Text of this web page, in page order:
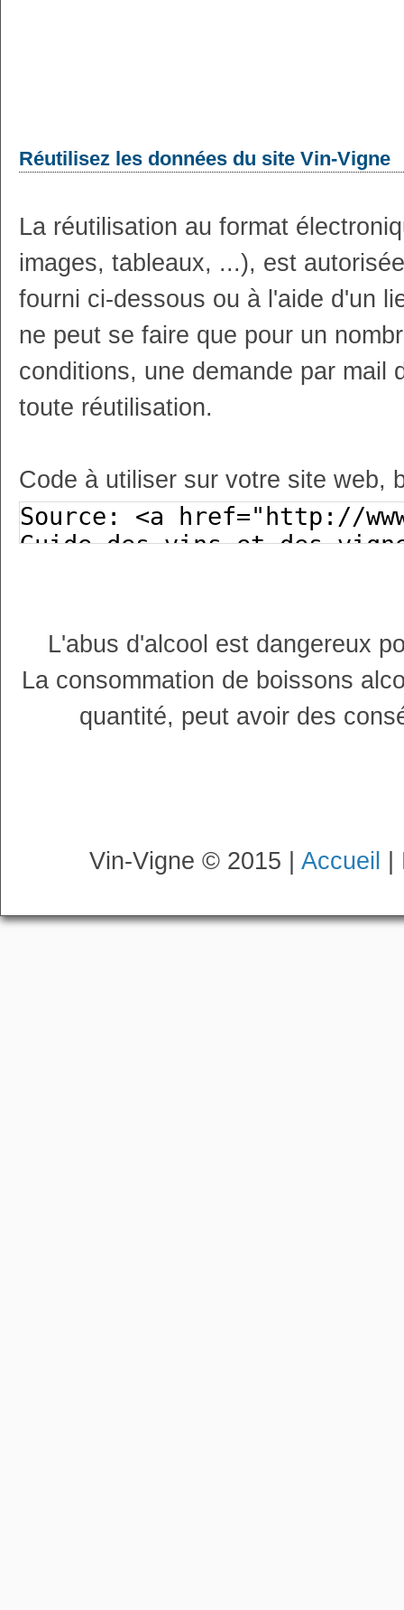
Réutilisez les données du site Vin-Vigne
La réutilisation au format
images, tableaux, ...), est
fourni ci-dessous ou à l'aide d'un
ne peut se faire que pour un
conditions, une demande par mail
toute réutilisation.
Code à utiliser sur votre site web,
L'abus d'alcool est dangereux
La consommation de boissons
quantité, peut avoir des
Vin-Vigne © 2015 | Accueil